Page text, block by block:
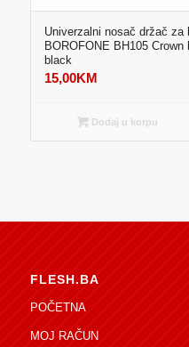
Univerzalni nosač držač za
BOROFONE BH105
black
15,00KM
Dodaj u korpu
FLESH.BA
POČETNA
MOJ RAČUN